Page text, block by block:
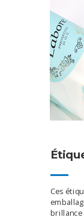
Ces
brillance